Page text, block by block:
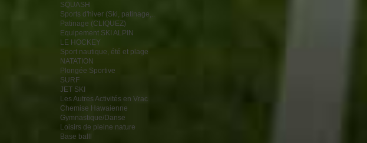
SQUASH
Sports d'hiver (Ski, patinage,..
Patinage (CLIQUEZ)
Equipement SKI ALPIN
LE HOCKEY
Sport nautique, été et plage
NATATION
Plongée Sportive
SURF
JET SKI
Les Autres Activités en Vrac
Chemise Hawaienne
Gymnastique/Danse
Loisirs de pleine nature
Base balll